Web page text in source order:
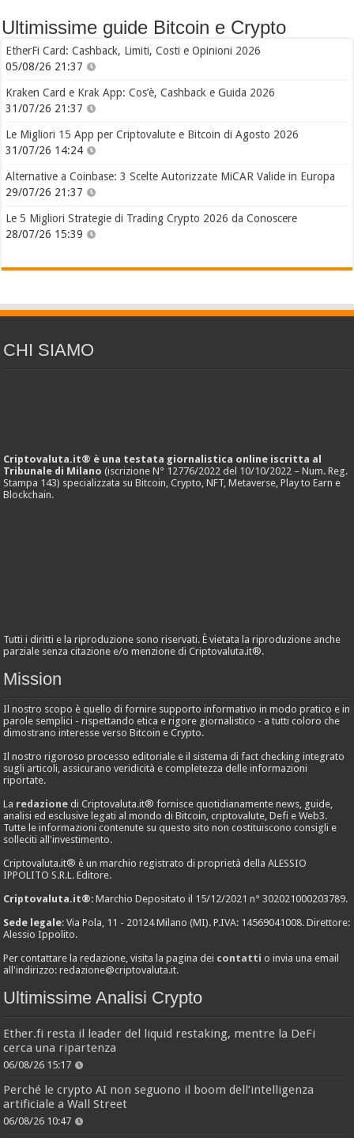
Ultimissime guide Bitcoin e Crypto
EtherFi Card: Cashback, Limiti, Costi e Opinioni 2026
05/08/26 21:37
Kraken Card e Krak App: Cos’è, Cashback e Guida 2026
31/07/26 21:37
Le Migliori 15 App per Criptovalute e Bitcoin di Agosto 2026
31/07/26 14:24
Alternative a Coinbase: 3 Scelte Autorizzate MiCAR Valide in Europa
29/07/26 21:37
Le 5 Migliori Strategie di Trading Crypto 2026 da Conoscere
28/07/26 15:39
CHI SIAMO
Criptovaluta.it® è una testata giornalistica online iscritta al
Tribunale di Milano (iscrizione N° 12776/2022 del 10/10/2022 – Num. Reg.
Stampa 143) specializzata su Bitcoin, Crypto, NFT, Metaverse, Play to Earn e
Blockchain.
Tutti i diritti e la riproduzione sono riservati. È vietata la riproduzione anche
parziale senza citazione e/o menzione di Criptovaluta.it®.
Mission
Il nostro scopo è quello di fornire supporto informativo in modo pratico e in
parole semplici - rispettando etica e rigore giornalistico - a tutti coloro che
dimostrano interesse verso Bitcoin e Crypto.
Il nostro rigoroso processo editoriale e il sistema di fact checking integrato
sugli articoli, assicurano veridicità e completezza delle informazioni
riportate.
La redazione di Criptovaluta.it® fornisce quotidianamente news, guide,
analisi ed esclusive legati al mondo di Bitcoin, criptovalute, Defi e Web3.
Tutte le informazioni contenute su questo sito non costituiscono consigli e
solleciti all'investimento.
Criptovaluta.it® è un marchio registrato di proprietà della ALESSIO
IPPOLITO S.R.L. Editore.
Criptovaluta.it®: Marchio Depositato il 15/12/2021 n° 302021000203789.
Sede legale: Via Pola, 11 - 20124 Milano (MI). P.IVA: 14569041008. Direttore:
Alessio Ippolito.
Per contattare la redazione, visita la pagina dei contatti o invia una email
all'indirizzo:redazione@criptovaluta.it.
Ultimissime Analisi Crypto
Ether.fi resta il leader del liquid restaking, mentre la DeFi
cerca una ripartenza
06/08/26 15:17
Perché le crypto AI non seguono il boom dell’intelligenza
artificiale a Wall Street
06/08/26 10:47